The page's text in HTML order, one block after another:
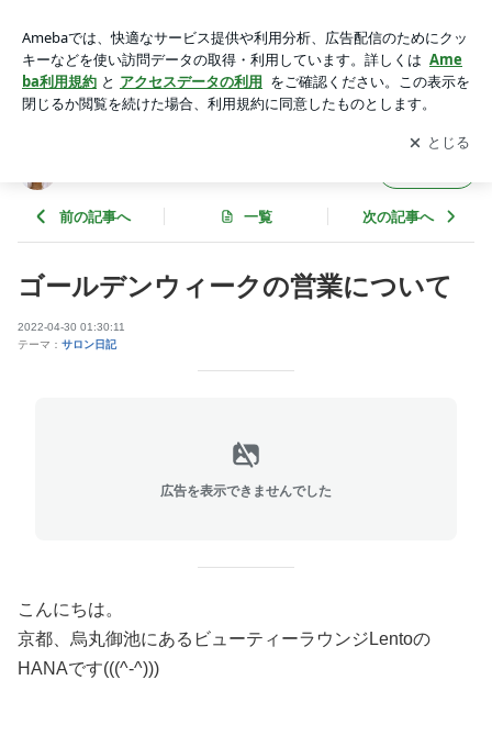
ッシュ レント）
アプリをダウンロードして ブログの更新通知
を受け取りまし
ょう。
開く
前の記事へ 一覧 次の記事へ
ゴールデンウィークの営業について
2022-04-30 01:30:11
テーマ： サロン日記
広告を表示できませんでした
こんにちは。
京都、烏丸御池にあるビューティーラウンジLentoの
HANAです(((^-^)))